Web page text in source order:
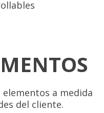
a medida
del cliente.